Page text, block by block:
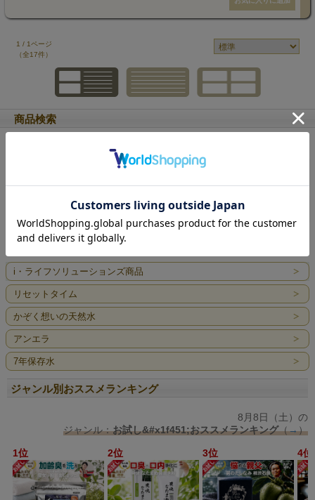
1 / 1ページ
（全17件）
商品検索
円 ～ 円
i・ライフソリューションズ商品
リセットタイム
かぞく想いの天然水
アンエラ
7年保存水
ジャンル別おススメランキング